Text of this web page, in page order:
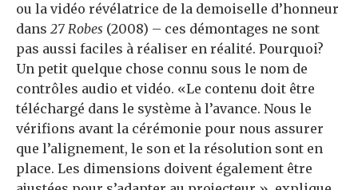
ou la vidéo révélatrice de la demoiselle d’honneur
dans 27 Robes (2008) – ces démontages ne sont
pas aussi faciles à réaliser en réalité. Pourquoi?
Un petit quelque chose connu sous le nom de
contrôles audio et vidéo. «Le contenu doit être
téléchargé dans le système à l’avance. Nous le
vérifions avant la cérémonie pour nous assurer
que l’alignement, le son et la résolution sont en
place. Les dimensions doivent également être